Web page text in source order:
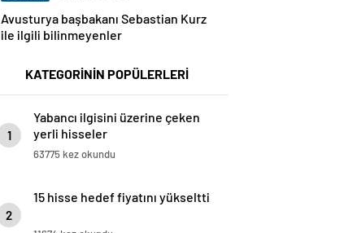
Avusturya başbakanı Sebastian Kurz
ile ilgili bilinmeyenler
KATEGORİNİN POPÜLERLERİ
1
Yabancı ilgisini üzerine çeken
yerli hisseler
63775 kez okundu
2
15 hisse hedef fiyatını yükseltti